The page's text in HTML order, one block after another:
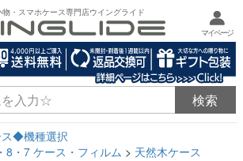
物・スマホケース専門店ウイングライド
マイページ
◆機種選択
8・7 ケース・フィルム
天然木ケース